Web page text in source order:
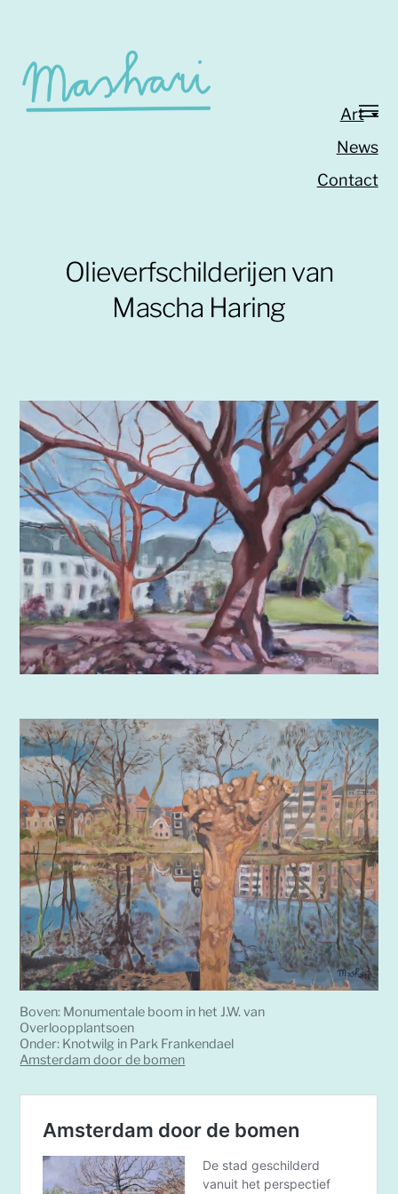
Art
News
Contact
Olieverfschilderijen van
Mascha Haring
Boven: Monumentale boom in het J.W. van
Overloopplantsoen
Onder: Knotwilg in Park Frankendael
Amsterdam door de bomen